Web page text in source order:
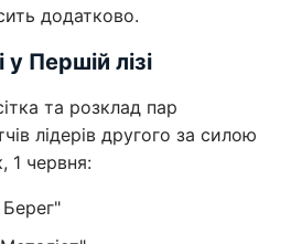
додатково.
у Першій лізі
та розклад пар
лідерів другого за силою
1 червня:
Берег"